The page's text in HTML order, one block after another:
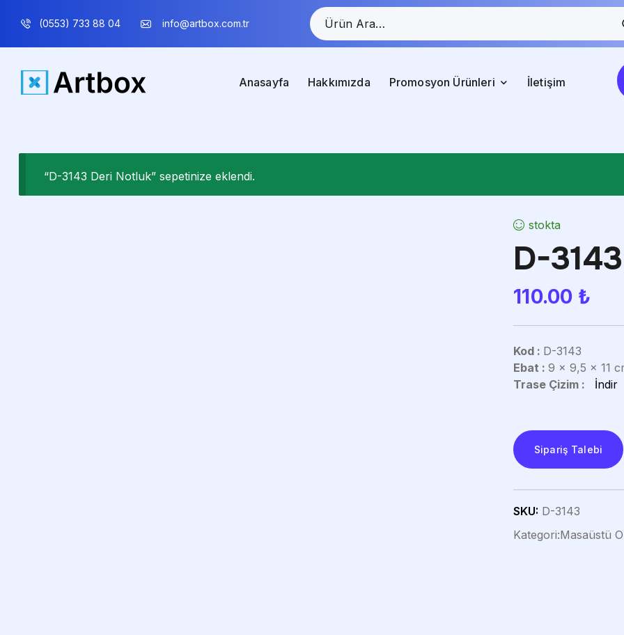
(0553) 733 88 04 info@artbox.com.tr
Anasayfa Hakkımızda Promosyon Ürünleri İletişim
“D-3143 Deri Notluk” sepetinize eklendi.
stokta
D-
110.00 ₺
Kod : D-3143
Ebat : 9 x 9,5 x 11
Trase Çizim :
İndir
Sipariş Talebi
SKU: D-3143
Kategori:Masaüstü